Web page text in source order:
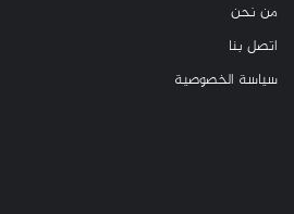
من نحن
اتصل بنا
سياسة الخصوصية